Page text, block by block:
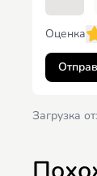
Оценка
Загрузка